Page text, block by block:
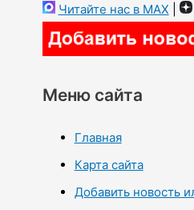
Читайте нас в MAX
Меню сайта
Главная
Карта сайта
Добавить новость